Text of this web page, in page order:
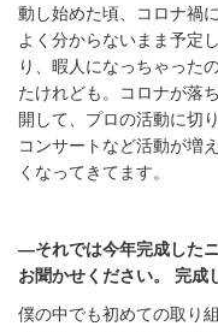
動し始めた頃、コロナ禍
よく分からないまま予定
り、暇人になっちゃった
たけれども。コロナが落
開して、プロの活動に切
コンサートなど活動が増
くなってきてます。
―それでは今年完成した
お聞かせください。
完成
僕の中でも初めての取り